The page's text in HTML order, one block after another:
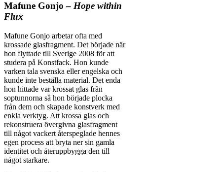
Mafune Gonjo – Hope within
Flux
Mafune Gonjo arbetar ofta med
krossade glasfragment. Det började när
hon flyttade till Sverige 2008 för att
studera på Konstfack. Hon kunde
varken tala svenska eller engelska och
kunde inte beställa material. Det enda
hon hittade var krossat glas från
soptunnorna så hon började plocka
från dem och skapade konstverk med
enkla verktyg. Att krossa glas och
rekonstruera övergivna glasfragment
till något vackert återspeglade hennes
egen process att bryta ner sin gamla
identitet och återuppbygga den till
något starkare.